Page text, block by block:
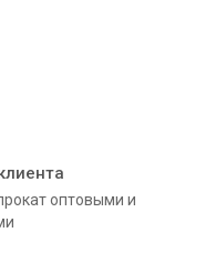
оптовыми и